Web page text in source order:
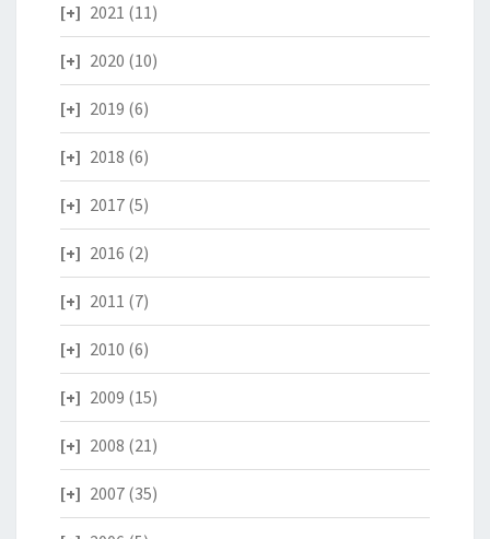
2021 (11)
2020 (10)
2019 (6)
2018 (6)
2017 (5)
2016 (2)
2011 (7)
2010 (6)
2009 (15)
2008 (21)
2007 (35)